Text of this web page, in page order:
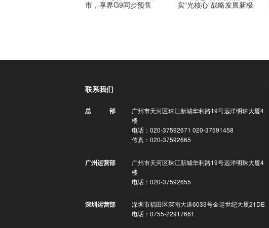
市，享界G9同步预售
实“光核心”战略发展新极
联系我们
总 部
广州市天河区珠江新城华利路19号远洋明珠大厦4
楼
电话：020-37592671 020-37591458
传真：020-37592665
广州运营部
广州市天河区珠江新城华利路19号远洋明珠大厦4
楼
电话：020-37592655
深圳运营部
深圳市福田区深南大道6033号金运世纪大厦21DE
电话：0755-22917661